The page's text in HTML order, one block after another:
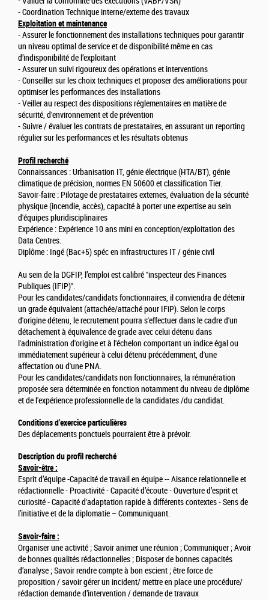
- Coordination Technique interne/externe des travaux
Exploitation et maintenance
- Assurer le fonctionnement des installations techniques pour garantir
un niveau optimal de service et de disponibilité même en cas
d’indisponibilité de l’exploitant
- Assurer un suivi rigoureux des opérations et interventions
- Conseiller sur les choix techniques et proposer des améliorations pour
optimiser les performances des installations
- Veiller au respect des dispositions réglementaires en matière de
sécurité, d'environnement et de prévention
- Suivre / évaluer les contrats de prestataires, en assurant un reporting
régulier sur les performances et les résultats obtenus
Profil recherché
Connaissances : Urbanisation IT, génie électrique (HTA/BT), génie
climatique de précision, normes EN 50600 et classification Tier.
Savoir-faire : Pilotage de prestataires externes, évaluation de la sécurité
physique (incendie, accès), capacité à porter une expertise au sein
d'équipes pluridisciplinaires
Expérience : Expérience 10 ans mini en conception/exploitation des
Data Centres.
Diplôme : Ingé (Bac+5) spéc en infrastructures IT / génie civil
Au sein de la DGFIP, l’emploi est calibré "inspecteur des Finances
Publiques (IFIP)".
Pour les candidates/candidats fonctionnaires, il conviendra de détenir
un grade équivalent (attachée/attaché pour IFiP). Selon le corps
d'origine détenu, le recrutement pourra s'effectuer dans le cadre d'un
détachement à équivalence de grade avec celui détenu dans
l'administration d'origine et à l'échelon comportant un indice égal ou
immédiatement supérieur à celui détenu précédemment, d'une
affectation ou d'une PNA.
Pour les candidates/candidats non fonctionnaires, la rémunération
proposée sera déterminée en fonction notamment du niveau de diplôme
et de l'expérience professionnelle de la candidates /du candidat.
Conditions d'exercice particulières
Des déplacements ponctuels pourraient être à prévoir.
Description du profil recherché
Savoir-être :
Esprit d’équipe -Capacité de travail en équipe -- Aisance relationnelle et
rédactionnelle - Proactivité - Capacité d’écoute - Ouverture d’esprit et
curiosité - Capacité d'adaptation rapide à différents contextes - Sens de
l’initiative et de la diplomatie – Communiquant.
Savoir-faire :
Organiser une activité ; Savoir animer une réunion ; Communiquer ; Avoir
de bonnes qualités rédactionnelles ; Disposer de bonnes capacités
d’analyse ; Savoir rendre compte à bon escient ; être force de
proposition / savoir gérer un incident/ mettre en place une procédure/
rédaction demande d’intervention / demande de travaux